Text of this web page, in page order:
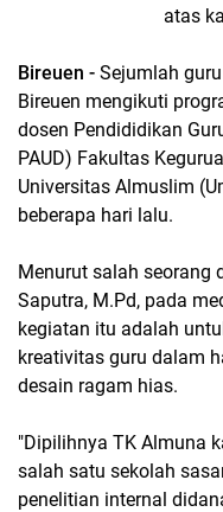
atas
Bireuen - Sejumlah
Bireuen mengikuti
dosen Pendididikan
PAUD) Fakultas
Universitas Almuslim
beberapa hari lalu.
Menurut salah seorang
Saputra, M.Pd, pada
kegiatan itu adalah
kreativitas guru dalam
desain ragam hias.
"Dipilihnya TK Almuna
salah satu sekolah
penelitian internal